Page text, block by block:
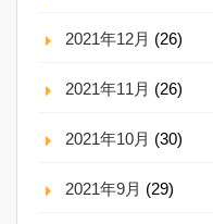
2021年12月 (26)
2021年11月 (26)
2021年10月 (30)
2021年9月 (29)